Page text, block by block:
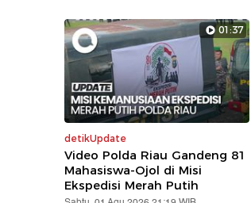
01:37
detikUpdate
Video Polda Riau Gandeng 81
Mahasiswa-Ojol di Misi
Ekspedisi Merah Putih